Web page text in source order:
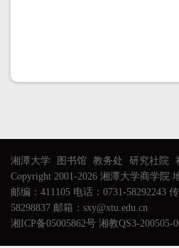
湘潭大学 图书馆 教务处 研究社院
Copyright 2001-2026 湘潭大学商学院
邮编：411105 电话：0731-58292243 传
58298837 邮箱：sxy@xtu.edu.cn
湘ICP备05005862号 湘教QS3-200505-